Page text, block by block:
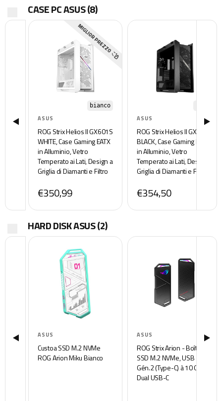
CASE PC ASUS(8)
bianco
ASUS
ROG Strix Helios II GX601S
WHITE, Case Gaming EATX
in Alluminio, Vetro
Temperato ai Lati, Design a
Griglia di Diamanti e Filtro
Preinstallate, Cinghie per il
Trasporto, Bianco
€350,99
MIGLIOR PREZZO
ASUS
ROG Strix Helios II GX601S
BLACK, Case Gaming EATX
in Alluminio, Vetro
Temperato ai Lati, Design a
Griglia di Diamanti e Filtro
Preinstallate, Cinghie per il
Trasporto, Nero
€354,50
HARD DISK ASUS(2)
ASUS
Custoa SSD M.2 NVMe
ROG Arion Miku Bianco
ASUS
ROG Strix Arion - Boîtier
SSD M.2 NVMe, USB 3.2
Gén.2 (Type-C) à 10 GB/s,
Dual USB-C